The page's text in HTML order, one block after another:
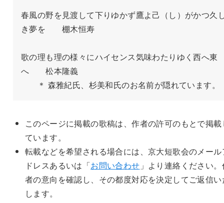
春風の野を見渡して下りゆかず鷹よ己（し）がかつ久
き夢を　　棚木恒寿
歌の理も理の様々にハイセンス気味わたりゆく西へ東
へ　　松本隆義
＊ 森雅紀氏、杉美和氏のお名前が隠れています。
このページに掲載の歌稿は、作者の許可のもとで掲載
ています。
転載などを希望される場合には、京大短歌会のメール
ドレスあるいは「お問い合わせ 」より連絡ください
者の意向を確認し、その都度対応を決定してご返信い
します。